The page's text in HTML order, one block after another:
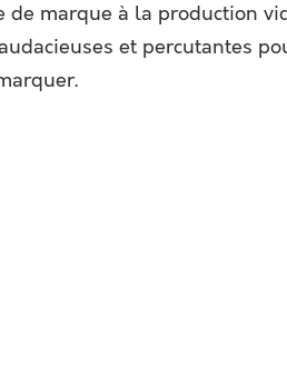
de marque à la production
et percutantes